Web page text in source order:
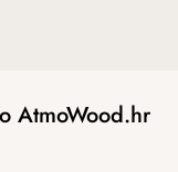
AtmoWood.hr